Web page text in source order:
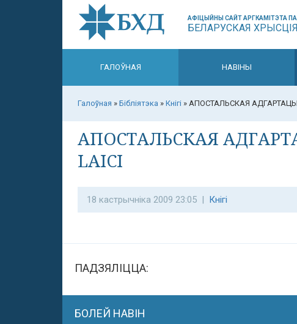
АФІЦЫЙНЫ САЙТ АРГКАМІТЭТА
БЕЛАРУСКАЯ
ГАЛОЎНАЯ НАВІНЫ
Галоўная » Бібліятэка » Кнігі » АПОСТАЛЬСКАЯ АДГАРТАЦЫЯ
АПОСТАЛЬСКАЯ
LAICI
18 кастрычніка 2009 23:05 | Кнігі
ПАДЗЯЛІЦЦА:
БОЛЕЙ НАВІН